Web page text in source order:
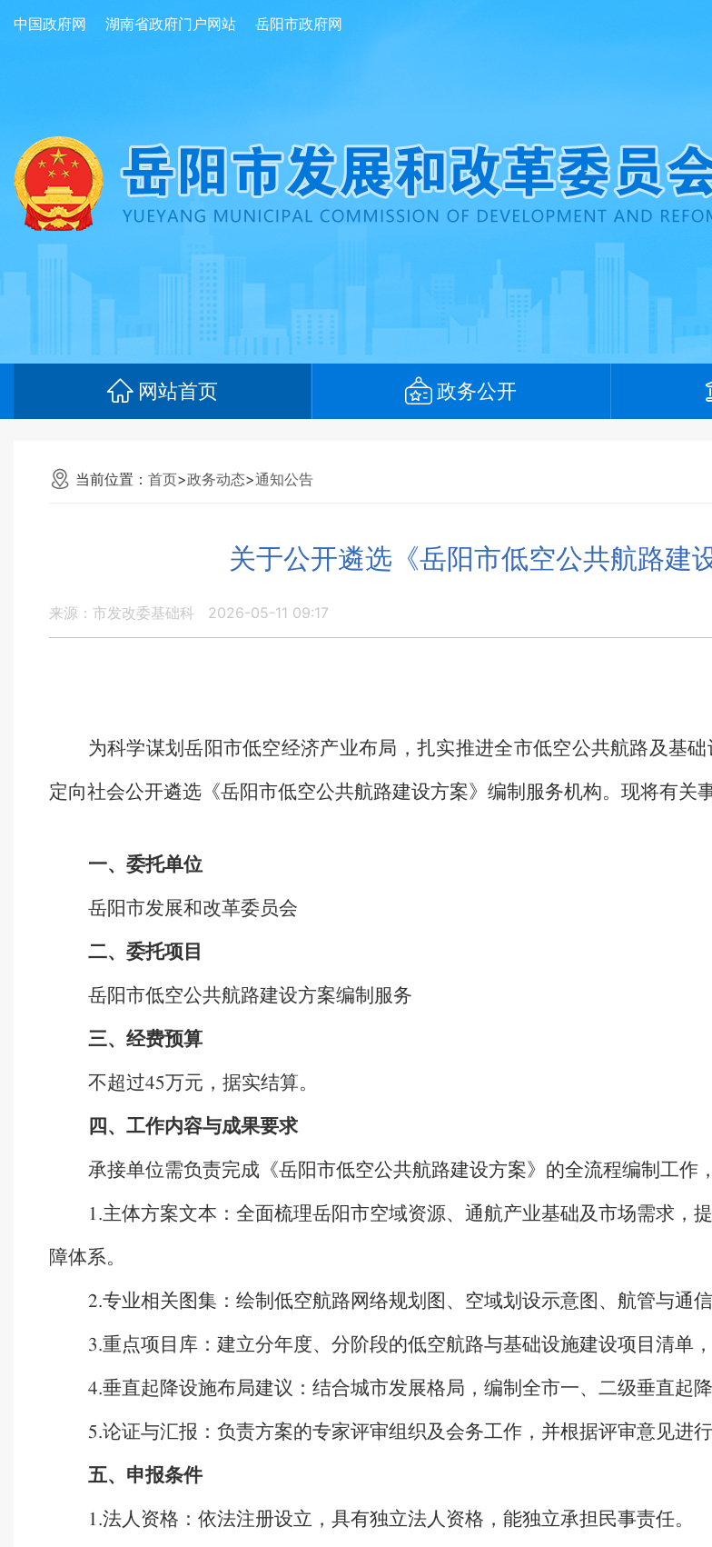
中国政府网 湖南省政府门户网站 岳阳市政府网
网站首页 政务公开
当前位置： 首页>政务动态>通知公告
关于公开遴选《岳阳市低空公共航路建
来源：市发改委基础科 2026-05-11 09:17
为科学谋划岳阳市低空经济产业布局，扎实推进全市低空公共航路及基
定向社会公开遴选《岳阳市低空公共航路建设方案》编制服务机构。现将有关
一、委托单位
岳阳市发展和改革委员会
二、委托项目
岳阳市低空公共航路建设方案编制服务
三、经费预算
不超过45万元，据实结算。
四、工作内容与成果要求
承接单位需负责完成《岳阳市低空公共航路建设方案》的全流程编制工作
1.主体方案文本：全面梳理岳阳市空域资源、通航产业基础及市场需求，
障体系。
2.专业相关图集：绘制低空航路网络规划图、空域划设示意图、航管与通
3.重点项目库：建立分年度、分阶段的低空航路与基础设施建设项目清单
4.垂直起降设施布局建议：结合城市发展格局，编制全市一、二级垂直起
5.论证与汇报：负责方案的专家评审组织及会务工作，并根据评审意见进
五、申报条件
1.法人资格：依法注册设立，具有独立法人资格，能独立承担民事责任。